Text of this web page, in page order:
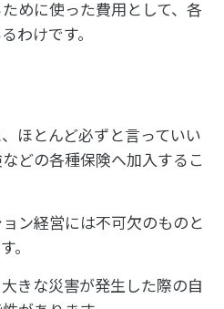
めに使った費用として、各
わけです。
ほとんど必ずと言っていい
どの各種保険へ加入するこ
ン経営には不可欠のものと
。
きな災害が発生した際の自